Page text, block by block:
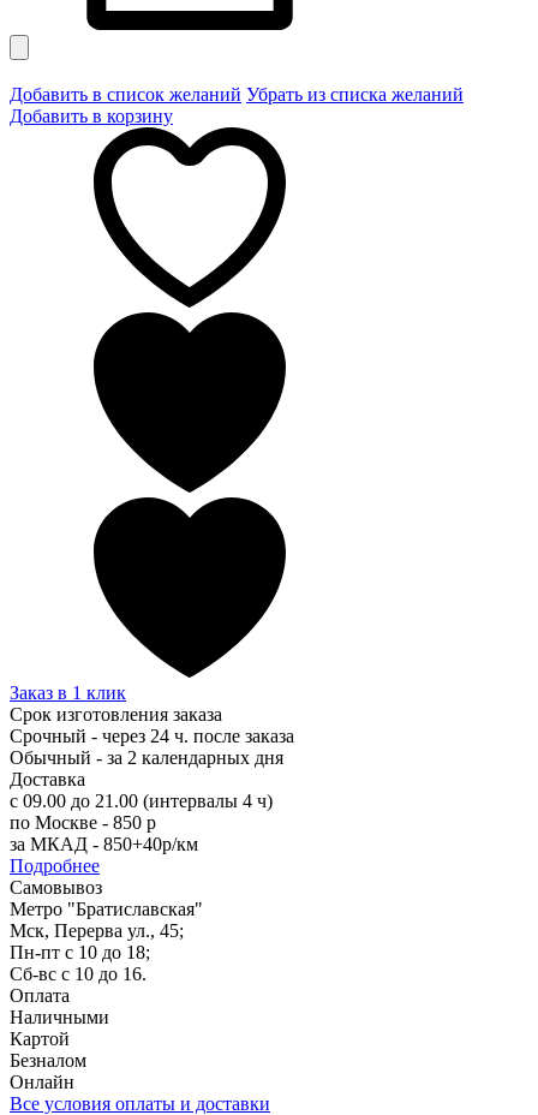
Добавить в список желаний Убрать из списка желаний
Добавить в корзину
Заказ в 1 клик
Срок изготовления заказа
Срочный - через 24 ч. после заказа
Обычный - за 2 календарных дня
Доставка
с 09.00 до 21.00 (интервалы 4 ч)
по Москве - 850 р
за МКАД - 850+40р/км
Подробнее
Самовывоз
Метро "Братиславская"
Мск, Перерва ул., 45;
Пн-пт с 10 до 18;
Сб-вс с 10 до 16.
Оплата
Наличными
Картой
Безналом
Онлайн
Все условия оплаты и доставки